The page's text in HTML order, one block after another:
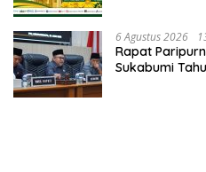
6 Agustus 2026
Rapat
Sukabumi